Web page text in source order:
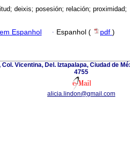
deixis; posesión; relación; proximidad;
Espanhol · Espanhol ( pdf )
Vicentina, Del. Iztapalapa, Ciudad de
4755
alicia.lindon@gmail.com